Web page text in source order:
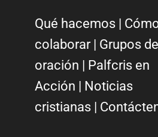
Qué hacemos |
colaborar| Grupos de
oración | Palfcris en
Acción | Noticias
cristianas |